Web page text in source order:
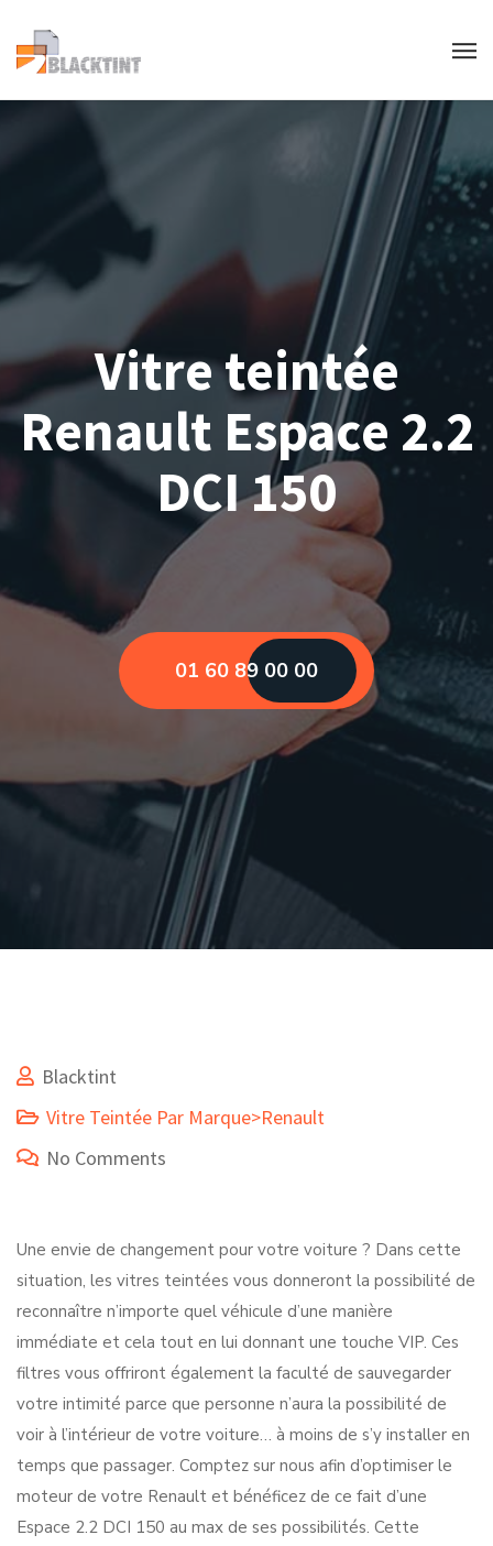
Vitre teintée
Renault Espace 2.2
DCI 150
01 60 89 00 00
Blacktint
Vitre Teintée Par Marque>Renault
No Comments
Une envie de changement pour votre voiture ? Dans cette
situation, les vitres teintées vous donneront la possibilité de
reconnaître n’importe quel véhicule d’une manière
immédiate et cela tout en lui donnant une touche VIP. Ces
filtres vous offriront également la faculté de sauvegarder
votre intimité parce que personne n’aura la possibilité de
voir à l’intérieur de votre voiture… à moins de s’y installer en
temps que passager. Comptez sur nous afin d’optimiser le
moteur de votre Renault et bénéficez de ce fait d’une
Espace 2.2 DCI 150 au max de ses possibilités. Cette